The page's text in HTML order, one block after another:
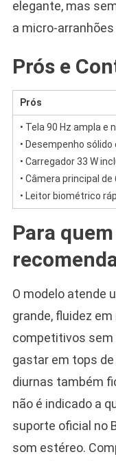
elegante, mas
a micro-
Prós e
Prós
• Tela 90 Hz ampla e
• Desempenho sólido
• Carregador 33 W
• Câmera principal
• Leitor biométrico
Para
O modelo atende
grande, fluidez
competitivos
gastar em tops
diurnas também
não é indicado a
suporte oficial no
som estéreo.